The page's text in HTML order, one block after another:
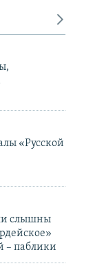
«Русской
слышны
– паблики